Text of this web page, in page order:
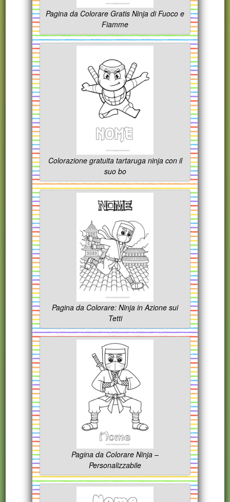
Pagina da Colorare Gratis Ninja di Fuoco e
Fiamme
Colorazione gratuita tartaruga ninja con il
suo bo
Pagina da Colorare: Ninja in Azione sui
Tetti
Pagina da Colorare Ninja –
Personalizzabile